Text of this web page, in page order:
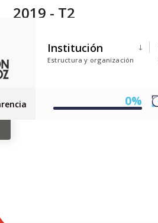
Institución
Estructura y organización
0%
2019 - T2
Creado: 30-06-2025
Actualizado: 30-06-2025